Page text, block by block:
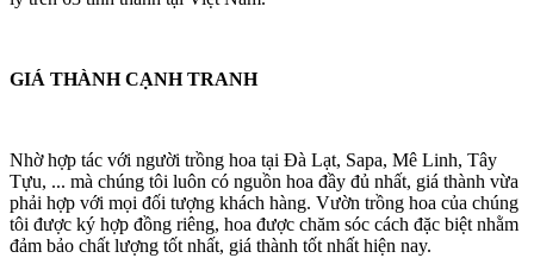
GIÁ THÀNH CẠNH TRANH
Nhờ hợp tác với người trồng hoa tại Đà Lạt, Sapa, Mê Linh, Tây
Tựu, ... mà chúng tôi luôn có nguồn hoa đầy đủ nhất, giá thành vừa
phải hợp với mọi đối tượng khách hàng. Vườn trồng hoa của chúng
tôi được ký hợp đồng riêng, hoa được chăm sóc cách đặc biệt nhằm
đảm bảo chất lượng tốt nhất, giá thành tốt nhất hiện nay.